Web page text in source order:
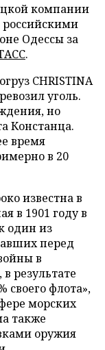
компании
Одессы за
.
CHRISTINA
уголь.
но
Констанца.
время
в 20
известна в
в 1901 году в
один из
перед
в
результате
своего флота»,
морских
также
оружия